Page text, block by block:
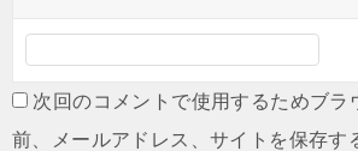
次回のコメントで使用するためブラ
前、メールアドレス、サイトを保存す